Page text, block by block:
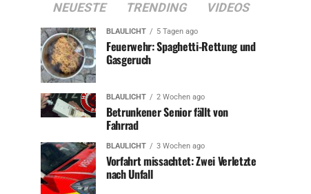
NEUESTE TRENDING VIDEOS
BLAULICHT 5 Tagen ago
Feuerwehr: Spaghetti-Rettung und
Gasgeruch
BLAULICHT 2 Wochen ago
Betrunkener Senior fällt von
Fahrrad
BLAULICHT 3 Wochen ago
Vorfahrt missachtet: Zwei Verletzte
nach Unfall